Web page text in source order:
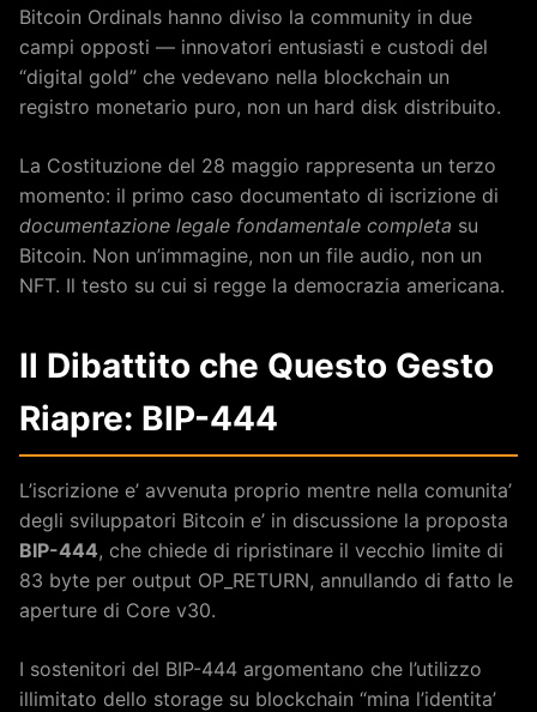
Bitcoin Ordinals hanno diviso la community in due
campi opposti — innovatori entusiasti e custodi del
“digital gold” che vedevano nella blockchain un
registro monetario puro, non un hard disk distribuito.
La Costituzione del 28 maggio rappresenta un terzo
momento: il primo caso documentato di iscrizione di
documentazione legale fondamentale completa su
Bitcoin. Non un’immagine, non un file audio, non un
NFT. Il testo su cui si regge la democrazia americana.
Il Dibattito che Questo Gesto
Riapre: BIP-444
L’iscrizione e’ avvenuta proprio mentre nella comunita’
degli sviluppatori Bitcoin e’ in discussione la proposta
BIP-444, che chiede di ripristinare il vecchio limite di
83 byte per output OP_RETURN, annullando di fatto le
aperture di Core v30.
I sostenitori del BIP-444 argomentano che l’utilizzo
illimitato dello storage su blockchain “mina l’identita’